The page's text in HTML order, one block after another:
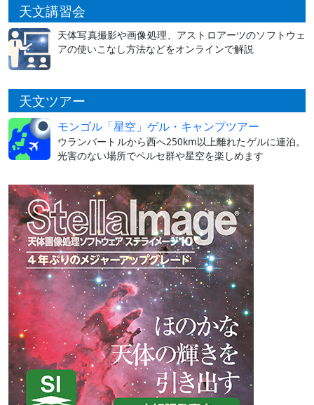
天文講習会
天体写真撮影や画像処理、アストロアーツのソフトウェ
アの使いこなし方法などをオンラインで解説
天文ツアー
モンゴル「星空」ゲル・キャンプツアー
ウランバートルから西へ250km以上離れたゲルに連泊。
光害のない場所でペルセ群や星空を楽しめます